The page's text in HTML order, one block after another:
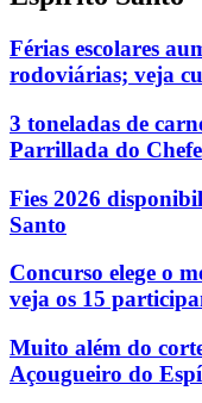
Férias escolares
rodoviárias; veja
3 toneladas de
Parrillada do
Fies 2026
Santo
Concurso elege o
veja os 15
Muito além do
Açougueiro do